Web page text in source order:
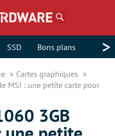
SSD Bons plans >
Cartes graphiques
MSI : une petite carte pour
3GB